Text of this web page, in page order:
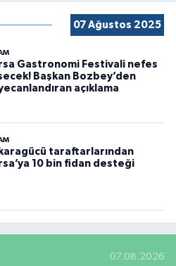
07 Ağustos 2025
Gastronomi Festivali nefes
Başkan Bozbey’den
açıklama
taraftarlarından
10 bin fidan desteği
07.08.2026